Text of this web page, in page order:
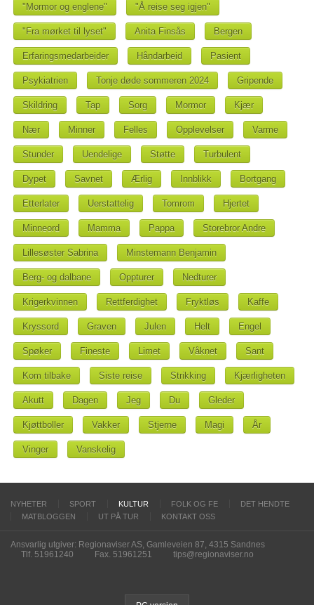
"Mormor og englene" "Å reise seg igjen"
"Fra mørket til lyset" Anita Finsås Bergen
Erfaringsmedarbeider Håndarbeid Pasient
Psykiatrien Tonje døde sommeren 2024 Gripende
Skildring Tap Sorg Mormor Kjær
Nær Minner Felles Opplevelser Varme
Stunder Uendelige Støtte Turbulent
Dypet Savnet Ærlig Innblikk Bortgang
Etterlater Uerstattelig Tomrom Hjertet
Minneord Mamma Pappa Storebror Andre
Lillesøster Sabrina Minstemann Benjamin
Berg- og dalbane Oppturer Nedturer
Krigerkvinnen Rettferdighet Fryktløs Kaffe
Kryssord Graven Julen Helt Engel
Spøker Fineste Limet Våknet Sant
Kom tilbake Siste reise Strikking Kjærligheten
Akutt Dagen Jeg Du Gleder
Kjøttboller Vakker Stjerne Magi År
Vinger Vanskelig
NYHETER SPORT KULTUR FOLK OG FE
DET HENDTE
MATBLOGGEN
UT PÅ TUR KONTAKT OSS
Ansvarlig utgiver: Regionaviser AS, Gamleveien 87, 4315 Sandnes
Tlf. 51961240
Fax. 51961251 tips@regionaviser.no